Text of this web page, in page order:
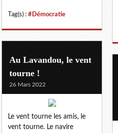
Tag(s) : #Démocratie
Au Lavandou, le vent
tourne !
26 Mars 2022
Le vent tourne les amis, le
vent tourne. Le navire